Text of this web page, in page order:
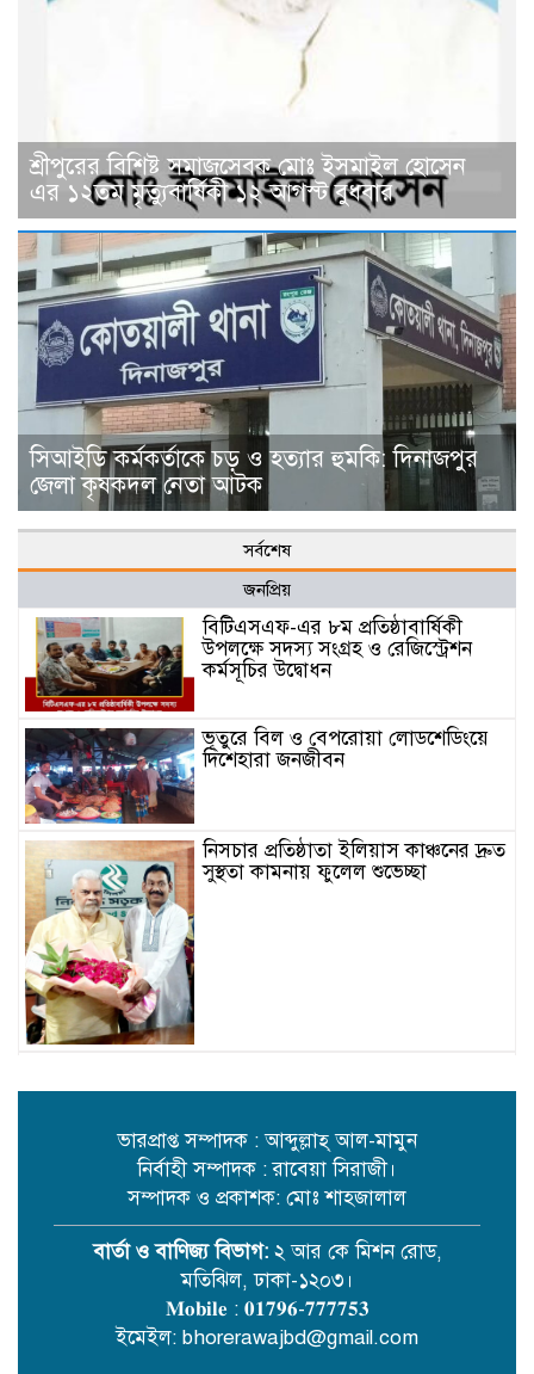
শ্রীপুরের বিশিষ্ট সমাজসেবক মোঃ ইসমাইল হোসেন
এর ১২তম মৃত্যুবার্ষিকী ১২ আগস্ট বুধবার
সিআইডি কর্মকর্তাকে চড় ও হত্যার হুমকি: দিনাজপুর
জেলা কৃষকদল নেতা আটক
সর্বশেষ
জনপ্রিয়
বিটিএসএফ-এর ৮ম প্রতিষ্ঠাবার্ষিকী
উপলক্ষে সদস্য সংগ্রহ ও রেজিস্ট্রেশন
কর্মসূচির উদ্বোধন
​ভূতুরে বিল ও বেপরোয়া লোডশেডিংয়ে
দিশেহারা জনজীবন
নিসচার প্রতিষ্ঠাতা ইলিয়াস কাঞ্চনের দ্রুত
সুস্থতা কামনায় ফুলেল শুভেচ্ছা
আহত-১
শ্রীপুরের বিশিষ্ট সমাজসেবক মোঃ
ইসমাইল হোসেন এর ১২তম মৃত্যুবার্ষিকী
১২ আগস্ট বুধবার
ভারপ্রাপ্ত সম্পাদক : আব্দুল্লাহ্ আল-মামুন
নির্বাহী সম্পাদক : রাবেয়া সিরাজী।
সম্পাদক ও প্রকাশক: মোঃ শাহজালাল
বার্তা ও বাণিজ্য বিভাগ: ২ আর কে মিশন রোড,
মতিঝিল, ঢাকা-১২০৩।
𝐌𝐨𝐛𝐢𝐥𝐞 : 𝟎𝟏𝟕𝟗𝟔-𝟕𝟕𝟕𝟕𝟓𝟑
ইমেইল: bhorerawajbd@gmail.com